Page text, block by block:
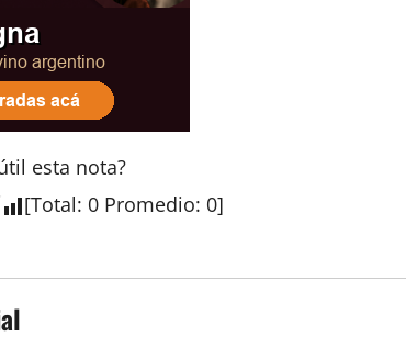
esta nota?
[Total: 0 Promedio: 0]